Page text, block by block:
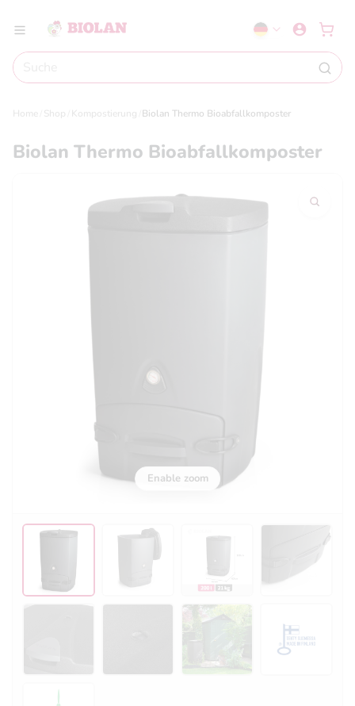
Home Shop Kompostierung Biolan Thermo Bioabfallkomposter
Biolan Thermo Bioabfallkomposter
Enable zoom